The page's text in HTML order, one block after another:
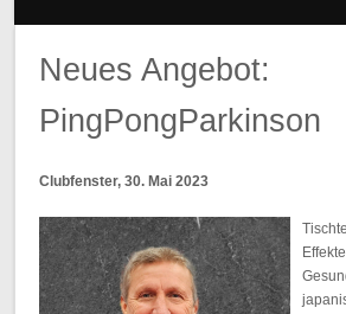
Neues Angebot:
PingPongParkinson
Clubfenster, 30. Mai 2023